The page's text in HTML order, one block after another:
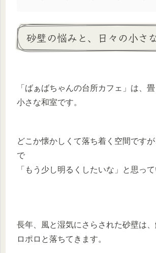
砂壁の悩みと、日々の小さ
「ばぁばちゃんの台所カフェ」は、
小さな和室です。
どこか懐かしくて落ち着く空間です
で
「もう少し明るくしたいな」と思って
長年、風と湿気にさらされた砂壁は
ロポロと落ちてきます。